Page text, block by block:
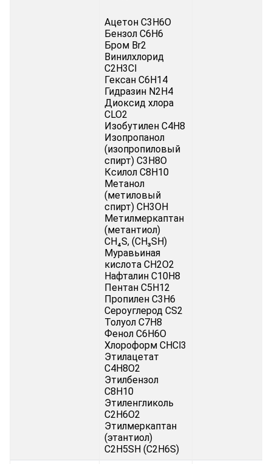
Ацетон C3H6O
Бензол C6H6
Бром Br2
Винилхлорид
C2H3Cl
Гексан C6H14
Гидразин N2H4
Диоксид хлора
CLO2
Изобутилен C4H8
Изопропанол
(изопропиловый
спирт) C3H8O
Ксилол C8H10
Метанол
(метиловый
спирт) CH3OH
Метилмеркаптан
(метантиол)
CH₄S, (CH₃SH)
Муравьиная
кислота CH2O2
Нафталин C10H8
Пентан C5H12
Пропилен C3H6
Сероуглерод CS2
Толуол C7H8
Фенол C6H6O
Хлороформ CHCl3
Этилацетат
C4H8O2
Этилбензол
C8H10
Этиленгликоль
C2H6O2
Этилмеркаптан
(этантиол)
C2H5SH (C2H6S)